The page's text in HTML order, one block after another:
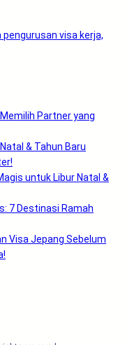
visa kerja,
Partner yang
& Tahun Baru
untuk Libur Natal &
7 Destinasi Ramah
Visa Jepang Sebelum